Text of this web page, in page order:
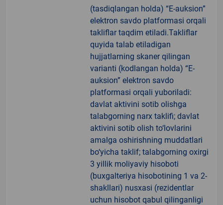
(tasdiqlangan holda) “E-auksion”
elektron savdo platformasi orqali
takliflar taqdim etiladi.Takliflar
quyida talab etiladigan
hujjatlarning skaner qilingan
varianti (kodlangan holda) “E-
auksion” elektron savdo
platformasi orqali yuboriladi:
davlat aktivini sotib olishga
talabgorning narx taklifi; davlat
aktivini sotib olish to‘lovlarini
amalga oshirishning muddatlari
bo‘yicha taklif; talabgorning oxirgi
3 yillik moliyaviy hisoboti
(buxgalteriya hisobotining 1 va 2-
shakllari) nusxasi (rezidentlar
uchun hisobot qabul qilinganligi